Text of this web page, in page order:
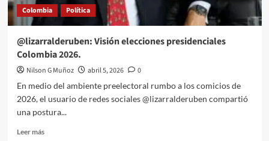
Gutiérrez.
Colombia Política
@lizarralderuben: Visión elecciones presidenciales
Colombia 2026.
Nilson G Muñoz abril 5, 2026
0
En medio del ambiente preelectoral rumbo a los comicios de
2026, el usuario de redes sociales @lizarralderuben compartió
una postura...
Leer másLeer